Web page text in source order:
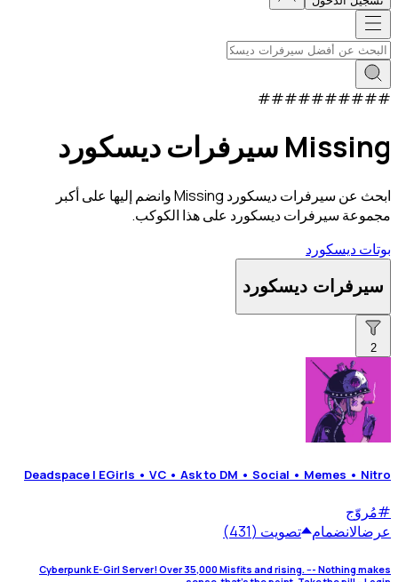
#
#
#
#
#
#
#
#
#
#
Missing سيرفرات ديسكورد
ابحث عن سيرفرات ديسكورد Missing وانضم إليها على أكبر
مجموعة سيرفرات ديسكورد على هذا الكوكب.
بوتات ديسكورد
سيرفرات ديسكورد
2
Deadspace | EGirls • VC • Ask to DM • Social • Memes • Nitro
#مُروّج
عرضالانضمام تصويت (431)
Cyberpunk E-Girl Server! Over 35,000 Misfits and rising. --- Nothing makes